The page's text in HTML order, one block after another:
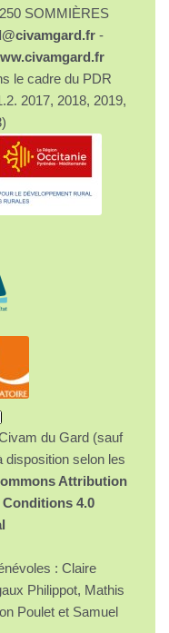
SOMMIÈRES
-
le cadre du PDR
2017, 2018, 2019,
du Gard (sauf
selon les
Attribution
Conditions 4.0
: Claire
Philippot, Mathis
Poulet et Samuel